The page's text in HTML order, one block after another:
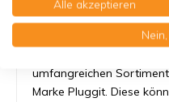
KWL-FilterOnline sorgt
umfangreichen
Marke Pluggit. Diese
Alle akzeptieren